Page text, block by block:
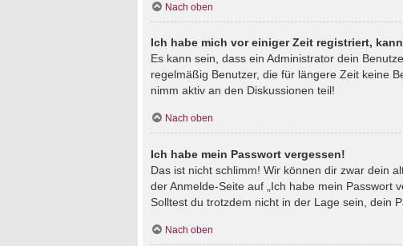
Nach oben
Ich habe mich vor einiger Zeit registriert,
Es kann sein, dass ein Administrator dein
regelmäßig Benutzer, die für längere Zeit keine
nimm aktiv an den Diskussionen teil!
Nach oben
Ich habe mein Passwort vergessen!
Das ist nicht schlimm! Wir können dir zwar dein
der Anmelde-Seite auf „Ich habe mein Passwort
Solltest du trotzdem nicht in der Lage sein, dein
Nach oben